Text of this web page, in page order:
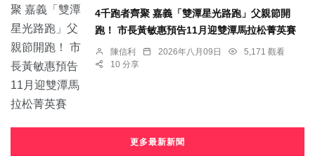
4千跑者齊聚 嘉義「雙潭星光路跑」父親節開
跑！ 市長黃敏惠預告11月迎雙潭馬拉松菁英賽
陳信利 2026年八月09日
5,171 觀看
10 分享
更多最新新聞